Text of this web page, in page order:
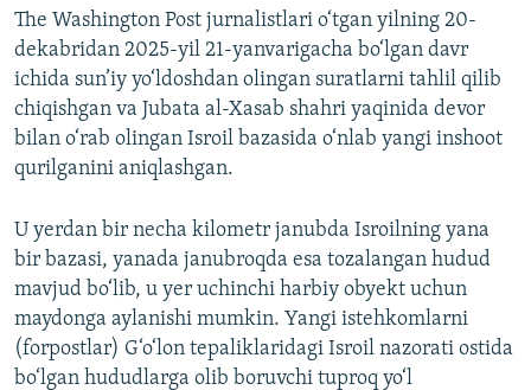
The Washington Post jurnalistlari o‘tgan yilning 20-
dekabridan 2025-yil 21-yanvarigacha bo‘lgan davr
ichida sun’iy yo‘ldoshdan olingan suratlarni tahlil qilib
chiqishgan va Jubata al-Xasab shahri yaqinida devor
bilan o‘rab olingan Isroil bazasida o‘nlab yangi inshoot
qurilganini aniqlashgan.
U yerdan bir necha kilometr janubda Isroilning yana
bir bazasi, yanada janubroqda esa tozalangan hudud
mavjud bo‘lib, u yer uchinchi harbiy obyekt uchun
maydonga aylanishi mumkin. Yangi istehkomlarni
(forpostlar) G‘o‘lon tepaliklaridagi Isroil nazorati ostida
bo‘lgan hududlarga olib boruvchi tuproq yo‘l